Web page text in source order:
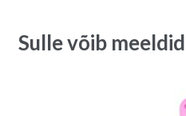
Sulle võib